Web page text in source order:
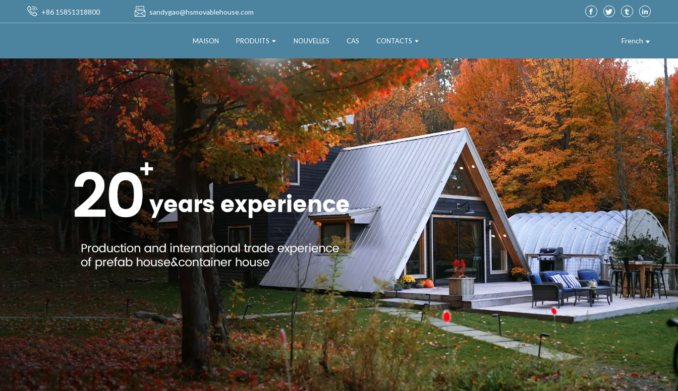
+86 15851318800 sandygao@hsmovablehouse.com
MAISON PRODUITS NOUVELLES CAS CONTACTS French